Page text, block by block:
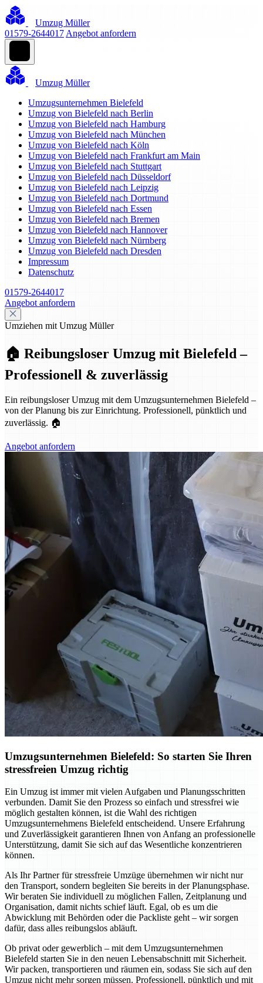
Umzug Müller
01579-2644017 Angebot anfordern
Umzug Müller
Umzugsunternehmen Bielefeld
Umzug von Bielefeld nach Berlin
Umzug von Bielefeld nach Hamburg
Umzug von Bielefeld nach München
Umzug von Bielefeld nach Köln
Umzug von Bielefeld nach Frankfurt am Main
Umzug von Bielefeld nach Stuttgart
Umzug von Bielefeld nach Düsseldorf
Umzug von Bielefeld nach Leipzig
Umzug von Bielefeld nach Dortmund
Umzug von Bielefeld nach Essen
Umzug von Bielefeld nach Bremen
Umzug von Bielefeld nach Hannover
Umzug von Bielefeld nach Nürnberg
Umzug von Bielefeld nach Dresden
Impressum
Datenschutz
01579-2644017
Angebot anfordern
Umziehen mit Umzug Müller
🏠 Reibungsloser Umzug mit Bielefeld –
Professionell & zuverlässig
Ein reibungsloser Umzug mit dem Umzugsunternehmen Bielefeld –
von der Planung bis zur Einrichtung. Professionell, pünktlich und
zuverlässig. 🏠
Angebot anfordern
Umzugsunternehmen Bielefeld: So starten Sie Ihren
stressfreien Umzug richtig
Ein Umzug ist immer mit vielen Aufgaben und Planungsschritten
verbunden. Damit Sie den Prozess so einfach und stressfrei wie
möglich gestalten können, ist die Wahl des richtigen
Umzugsunternehmens Bielefeld entscheidend. Unsere Erfahrung
und Zuverlässigkeit garantieren Ihnen von Anfang an professionelle
Unterstützung, damit Sie sich auf das Wesentliche konzentrieren
können.
Als Ihr Partner für stressfreie Umzüge übernehmen wir nicht nur
den Transport, sondern begleiten Sie bereits in der Planungsphase.
Wir beraten Sie individuell zu möglichen Fallen, Zeitplanung und
Organisation, damit nichts schief läuft. Egal, ob es um die
Abwicklung mit Behörden oder die Packliste geht – wir sorgen
dafür, dass alles reibungslos abläuft.
Ob privat oder gewerblich – mit dem Umzugsunternehmen
Bielefeld starten Sie in den neuen Lebensabschnitt mit Sicherheit.
Wir packen, transportieren und räumen ein, sodass Sie sich auf den
Umzug nicht mehr sorgen müssen. Professionell, pünktlich und mit